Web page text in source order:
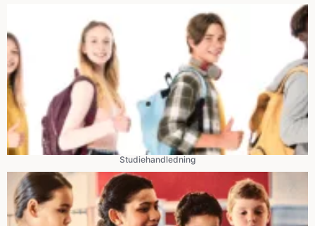
Studiehandledning